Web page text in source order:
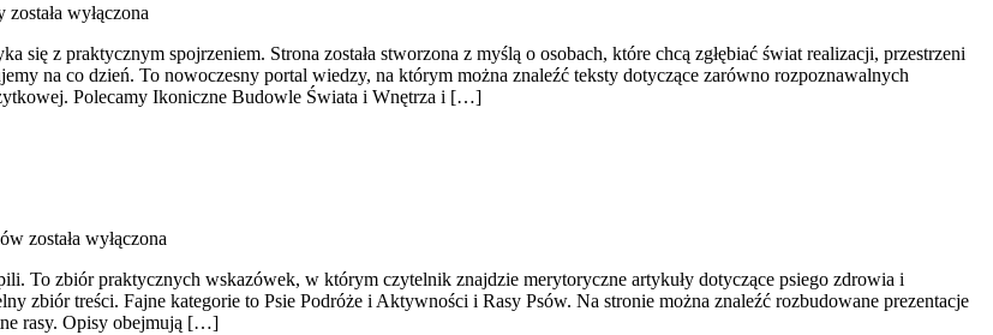
została wyłączona
z praktycznym spojrzeniem. Strona została stworzona z myślą o osobach, które chcą zgłębiać świat realizacji, przestrzeni
na co dzień. To nowoczesny portal wiedzy, na którym można znaleźć teksty dotyczące zarówno rozpoznawalnych
Polecamy Ikoniczne Budowle Świata i Wnętrza i […]
została wyłączona
To zbiór praktycznych wskazówek, w którym czytelnik znajdzie merytoryczne artykuły dotyczące psiego zdrowia i
zbiór treści. Fajne kategorie to Psie Podróże i Aktywności i Rasy Psów. Na stronie można znaleźć rozbudowane prezentacje
rasy. Opisy obejmują […]